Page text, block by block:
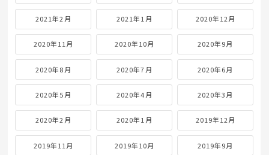
2021年2月 2021年1月 2020年12月
2020年11月 2020年10月 2020年9月
2020年8月 2020年7月 2020年6月
2020年5月 2020年4月 2020年3月
2020年2月 2020年1月 2019年12月
2019年11月 2019年10月 2019年9月